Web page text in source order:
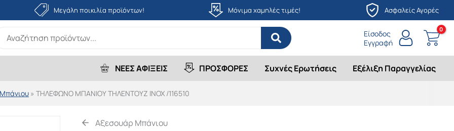
Μεγάλη ποικιλία προϊόντων! Μόνιμα χαμηλές τιμές! Ασφαλείς Αγορές
Είσοδος
Εγγραφή
ΝΕΕΣ ΑΦΙΞΕΙΣ ΠΡΟΣΦΟΡΕΣ Συχνές Ερωτήσεις Εξέλιξη Παραγγελίας
» ΤΗΛΕΦΩΝΟ ΜΠΑΝΙΟΥ ΤΗΛΕΝΤΟΥΖ ΙΝΟΧ /116510
Αξεσουάρ Μπάνιου